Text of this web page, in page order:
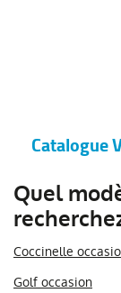
Catalogue
Quel
Coccinelle
Golf occasion